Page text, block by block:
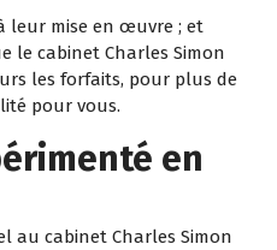
leur mise en œuvre ; et
le cabinet Charles Simon
les forfaits, pour plus de
pour vous.
en
au cabinet Charles Simon